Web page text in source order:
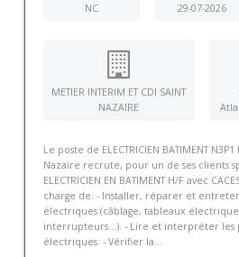
NC 29-07-2026
METIER INTERIM ET CDI SAINT
NAZAIRE
Le poste de ELECTRICIEN BATIMENT N3P1
Nazaire recrute, pour un de ses clients
ELECTRICIEN EN BATIMENT H/F avec
charge de: - Installer, réparer et
électriques (câblage, tableaux
interrupteurs...). - Lire et interpréter les
électriques. - Vérifier la...